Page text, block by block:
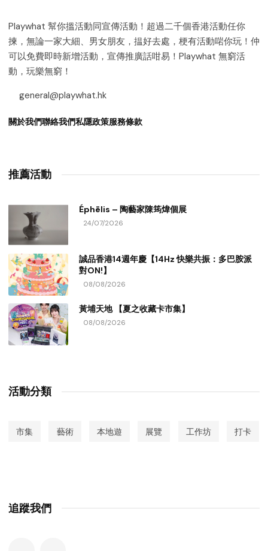
Playwhat 幫你搵活動同宣傳活動！超過二千個香港活動任你
揀，無論一家大細、男女朋友，揾好去處，梗有活動啱你玩！仲
可以免費即時新增活動，宣傳推廣話咁易！Playwhat 無窮活
動，玩樂無窮！
general@playwhat.hk
關於我們聯絡我們私隱政策服務條款
推薦活動
Éphēlis – 陶藝家陳筠煒個展
24/07/2026
誠品香港14週年慶【14Hz 快樂共振：多巴胺派
對ON!】
08/08/2026
黃埔天地 【夏之收藏卡市集】
08/08/2026
活動分類
市集 藝術 本地遊 展覽 工作坊 打卡
追蹤我們